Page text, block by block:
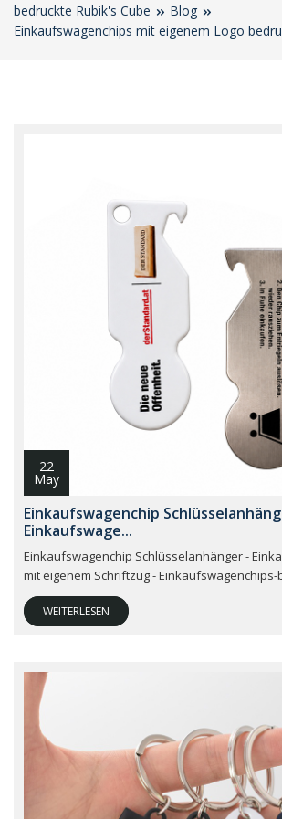
bedruckte Rubik's Cube
Blog
Einkaufswagenchips mit eigenem Logo
22
May
Einkaufswagenchip
Einkaufswage...
Einkaufswagenchip Schlüsselanhänger -
mit eigenem Schriftzug -
WEITERLESEN